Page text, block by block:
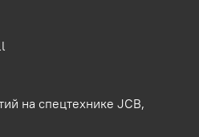
на спецтехнике JCB,